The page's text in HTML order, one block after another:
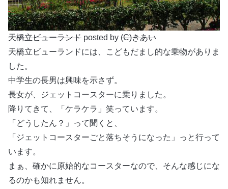
天橋立ビューランド posted by (C)きあい
天橋立ビューランドには、こどもだまし的な乗物がありま
した。
中学生の長男は興味を示さず。
長女が、ジェットコースターに乗りました。
降りてきて、「ケラケラ」笑っています。
「どうしたん？」って聞くと、
「ジェットコースターごと落ちそうになった」っと行って
います。
まぁ、確かに原始的なコースターなので、そんな感じにな
るのかも知れません。